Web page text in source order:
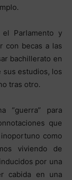
Parlamento y
con becas a las
bachillerato en
sus estudios, los
tras otro.
“guerra” para
que
como
viviendo de
por una
cabida en una